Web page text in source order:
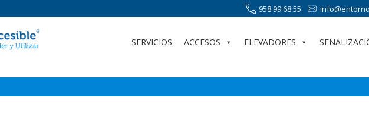
958 99 68 55
SERVICIOS ACCESOS ELEVADORES